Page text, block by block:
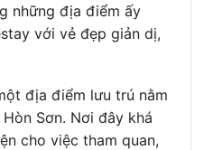
những địa điểm ấy
với vẻ đẹp giản dị,
địa điểm lưu trú nằm
Sơn. Nơi đây khá
cho việc tham quan,